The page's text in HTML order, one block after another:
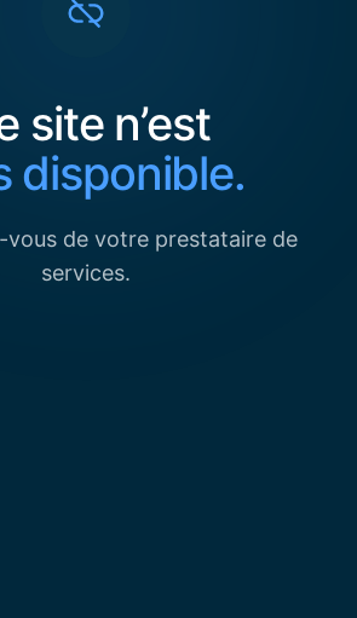
site n’est
disponible.
vous de votre prestataire de
services.